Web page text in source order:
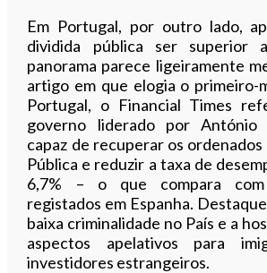
Em Portugal, por outro lado,
dividida pública ser superior
panorama parece ligeiramente
artigo em que elogia o primeiro-
Portugal, o Financial Times
governo liderado por António
capaz de recuperar os ordenados
Pública e reduzir a taxa de
6,7% – o que compara
registados em Espanha.
baixa criminalidade no País e a
aspectos apelativos para
investidores estrangeiros.